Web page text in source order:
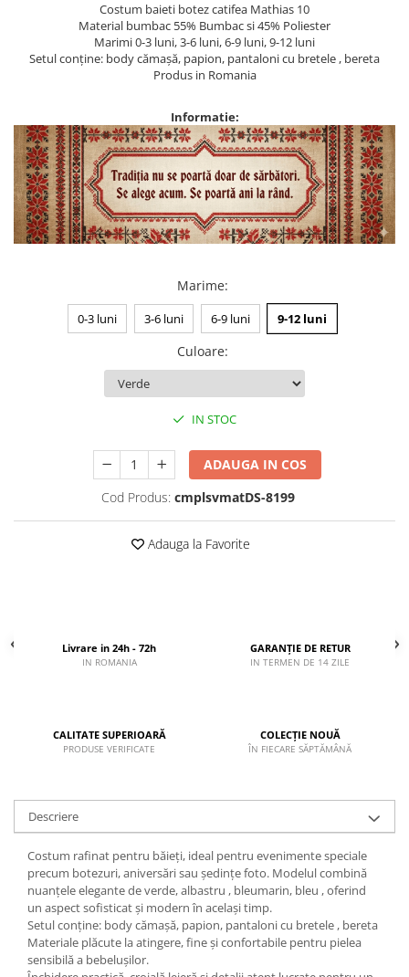
Costum baieti botez catifea Mathias 10
Material bumbac 55% Bumbac si 45% Poliester
Marimi 0-3 luni, 3-6 luni, 6-9 luni, 9-12 luni
Setul conține: body cămașă, papion, pantaloni cu bretele , bereta
Produs in Romania
Informatie:
Marime:
0-3 luni 3-6 luni 6-9 luni 9-12 luni
Culoare:
IN STOC
ADAUGA IN COS
Cod Produs: cmplsvmatDS-8199
Adauga la Favorite
Livrare in 24h - 72h
IN ROMANIA
GARANȚIE DE RETUR
IN TERMEN DE 14 ZILE
CALITATE SUPERIOARĂ
PRODUSE VERIFICATE
COLECȚIE NOUĂ
ÎN FIECARE SĂPTĂMÂNĂ
Descriere
Costum rafinat pentru băieți, ideal pentru evenimente speciale
precum botezuri, aniversări sau ședințe foto. Modelul combină
nuanțele elegante de verde, albastru , bleumarin, bleu , oferind
un aspect sofisticat și modern în același timp.
Setul conține: body cămașă, papion, pantaloni cu bretele , bereta
Materiale plăcute la atingere, fine și confortabile pentru pielea
sensibilă a bebelușilor.